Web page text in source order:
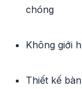
chóng
Không giới
Thiết kế